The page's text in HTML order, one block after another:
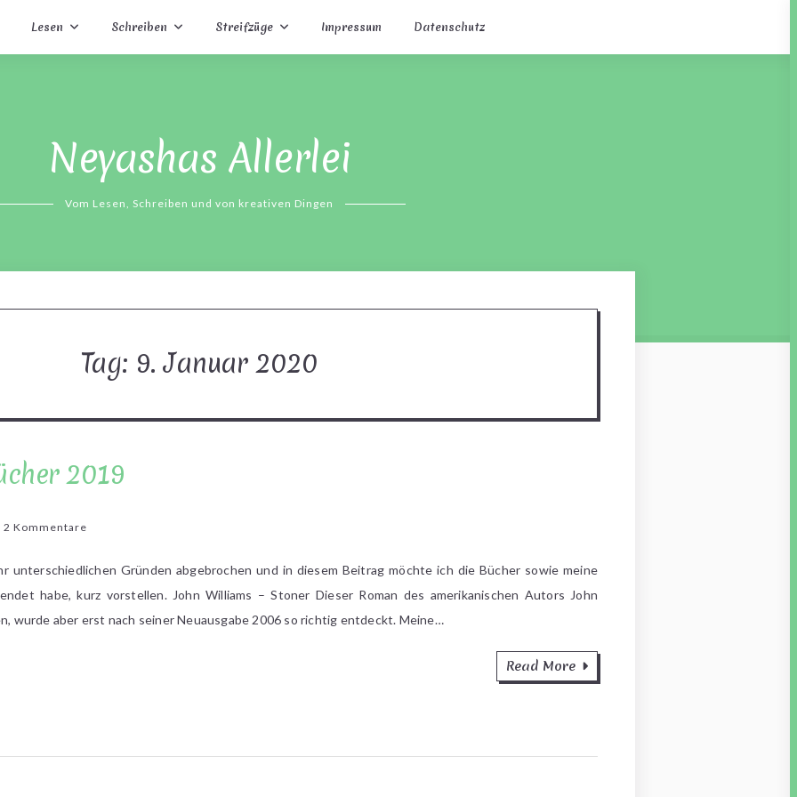
Neyashas Allerlei
Vom Lesen, Schreiben und von kreativen Dingen
Lesen Schreiben Streifzüge Impressum Datenschutz
Tag: 9. Januar 2020
2019
2 Kommentare
Bücher
unterschiedlichen Gründen abgebrochen und in diesem Beitrag möchte ich die Bücher sowie meine
habe, kurz vorstellen. John Williams – Stoner Dieser Roman des amerikanischen Autors John
wurde aber erst nach seiner Neuausgabe 2006 so richtig entdeckt. Meine…
Read More